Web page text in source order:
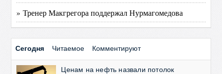
» Тренер Макгрегора поддержал Нурмагомедова
Сегодня Читаемое Комментируют
Ценам на нефть назвали потолок